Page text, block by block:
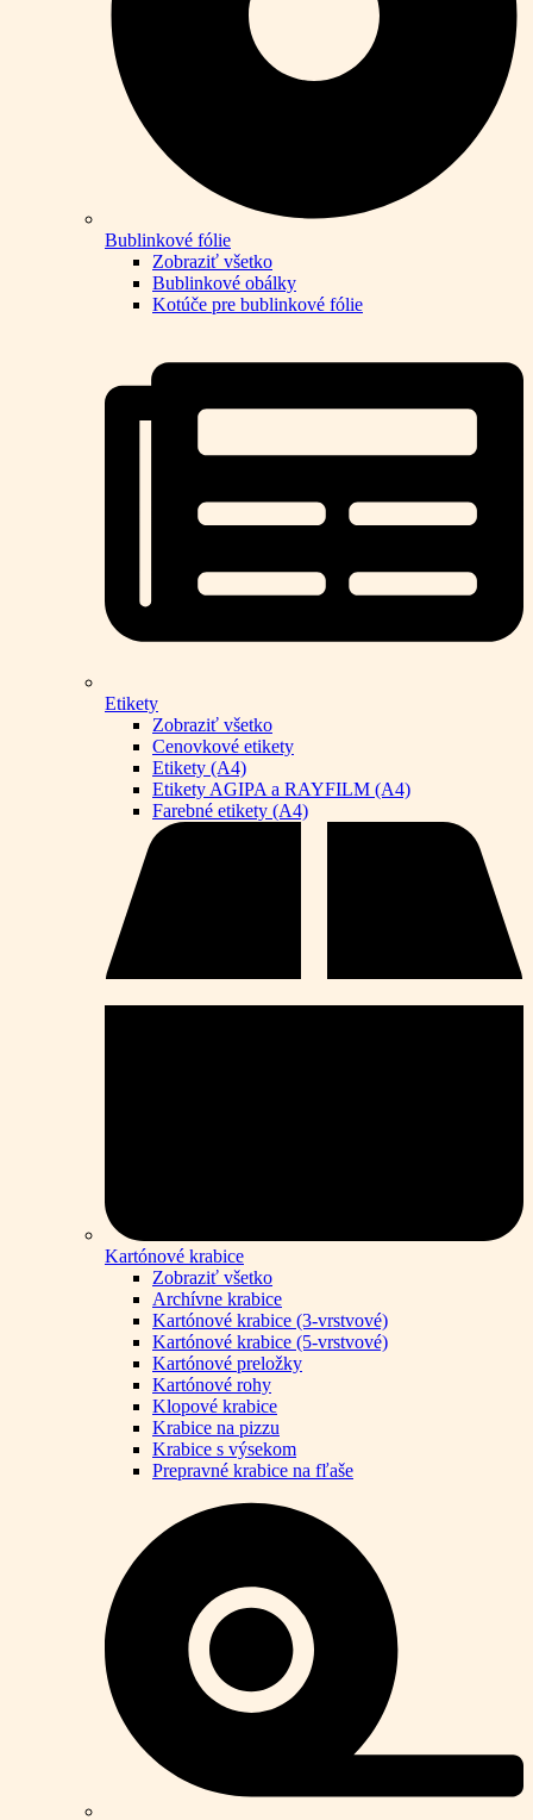
Bublinkové fólie
Zobraziť všetko
Bublinkové obálky
Kotúče pre bublinkové fólie
Etikety
Zobraziť všetko
Cenovkové etikety
Etikety (A4)
Etikety AGIPA a RAYFILM (A4)
Farebné etikety (A4)
Kartónové krabice
Zobraziť všetko
Archívne krabice
Kartónové krabice (3-vrstvové)
Kartónové krabice (5-vrstvové)
Kartónové preložky
Kartónové rohy
Klopové krabice
Krabice na pizzu
Krabice s výsekom
Prepravné krabice na fľaše